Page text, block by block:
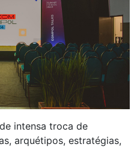
intensa troca de
arquétipos, estratégias,